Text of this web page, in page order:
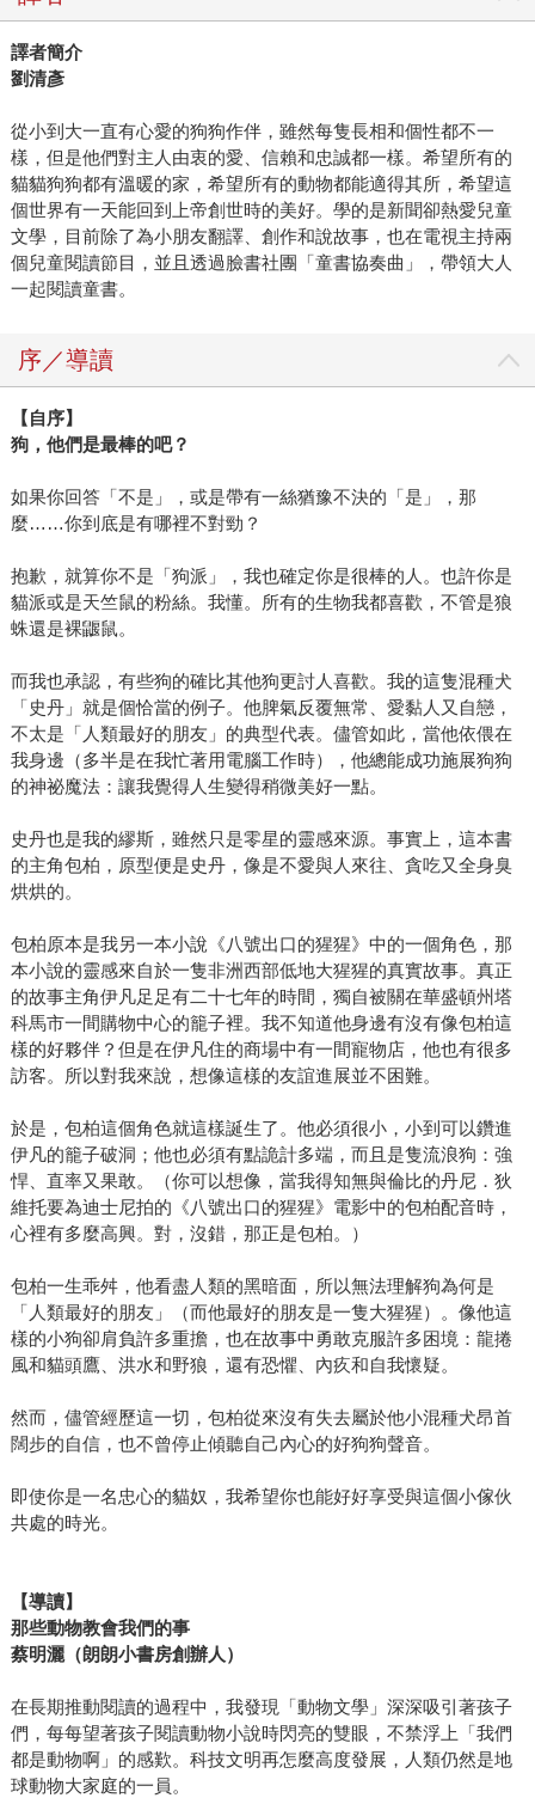
譯者簡介
劉清彥
從小到大一直有心愛的狗狗作伴，雖然每隻長相和個性都不一
樣，但是他們對主人由衷的愛、信賴和忠誠都一樣。希望所有的
貓貓狗狗都有溫暖的家，希望所有的動物都能適得其所，希望這
個世界有一天能回到上帝創世時的美好。學的是新聞卻熱愛兒童
文學，目前除了為小朋友翻譯、創作和說故事，也在電視主持兩
個兒童閱讀節目，並且透過臉書社團「童書協奏曲」，帶領大人
一起閱讀童書。
序／導讀
【自序】
狗，他們是最棒的吧？
如果你回答「不是」，或是帶有一絲猶豫不決的「是」，那
麼……你到底是有哪裡不對勁？
抱歉，就算你不是「狗派」，我也確定你是很棒的人。也許你是
貓派或是天竺鼠的粉絲。我懂。所有的生物我都喜歡，不管是狼
蛛還是裸鼴鼠。
而我也承認，有些狗的確比其他狗更討人喜歡。我的這隻混種犬
「史丹」就是個恰當的例子。他脾氣反覆無常、愛黏人又自戀，
不太是「人類最好的朋友」的典型代表。儘管如此，當他依偎在
我身邊（多半是在我忙著用電腦工作時），他總能成功施展狗狗
的神祕魔法：讓我覺得人生變得稍微美好一點。
史丹也是我的繆斯，雖然只是零星的靈感來源。事實上，這本書
的主角包柏，原型便是史丹，像是不愛與人來往、貪吃又全身臭
烘烘的。
包柏原本是我另一本小說《八號出口的猩猩》中的一個角色，那
本小說的靈感來自於一隻非洲西部低地大猩猩的真實故事。真正
的故事主角伊凡足足有二十七年的時間，獨自被關在華盛頓州塔
科馬市一間購物中心的籠子裡。我不知道他身邊有沒有像包柏這
樣的好夥伴？但是在伊凡住的商場中有一間寵物店，他也有很多
訪客。所以對我來說，想像這樣的友誼進展並不困難。
於是，包柏這個角色就這樣誕生了。他必須很小，小到可以鑽進
伊凡的籠子破洞；他也必須有點詭計多端，而且是隻流浪狗：強
悍、直率又果敢。（你可以想像，當我得知無與倫比的丹尼．狄
維托要為迪士尼拍的《八號出口的猩猩》電影中的包柏配音時，
心裡有多麼高興。對，沒錯，那正是包柏。）
包柏一生乖舛，他看盡人類的黑暗面，所以無法理解狗為何是
「人類最好的朋友」（而他最好的朋友是一隻大猩猩）。像他這
樣的小狗卻肩負許多重擔，也在故事中勇敢克服許多困境：龍捲
風和貓頭鷹、洪水和野狼，還有恐懼、內疚和自我懷疑。
然而，儘管經歷這一切，包柏從來沒有失去屬於他小混種犬昂首
闊步的自信，也不曾停止傾聽自己內心的好狗狗聲音。
即使你是一名忠心的貓奴，我希望你也能好好享受與這個小傢伙
共處的時光。
【導讀】
那些動物教會我們的事
蔡明灑（朗朗小書房創辦人）
在長期推動閱讀的過程中，我發現「動物文學」深深吸引著孩子
們，每每望著孩子閱讀動物小說時閃亮的雙眼，不禁浮上「我們
都是動物啊」的感歎。科技文明再怎麼高度發展，人類仍然是地
球動物大家庭的一員。